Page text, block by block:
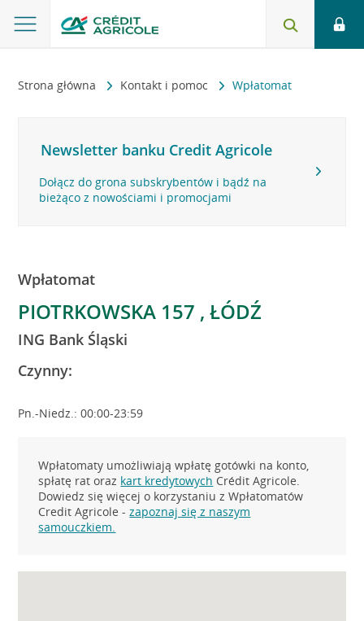
Strona główna Kontakt i pomoc Wpłatomat
Newsletter banku Credit Agricole
Dołącz do grona subskrybentów i bądź na
bieżąco z nowościami i promocjami
Wpłatomat
PIOTRKOWSKA 157 , ŁÓDŹ
ING Bank Śląski
Czynny:
Pn.-Niedz.: 00:00-23:59
Wpłatomaty umożliwiają wpłatę gotówki na konto,
spłatę rat oraz kart kredytowych Crédit Agricole.
Dowiedz się więcej o korzystaniu z Wpłatomatów
Credit Agricole -zapoznaj się z naszym
samouczkiem.